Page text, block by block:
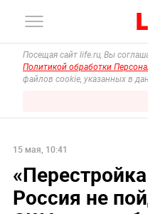
Посещая сайт life.ru, Вы
Политикой обработки
файлов cookie, указанных в
15 мая, 10:41
Россия не